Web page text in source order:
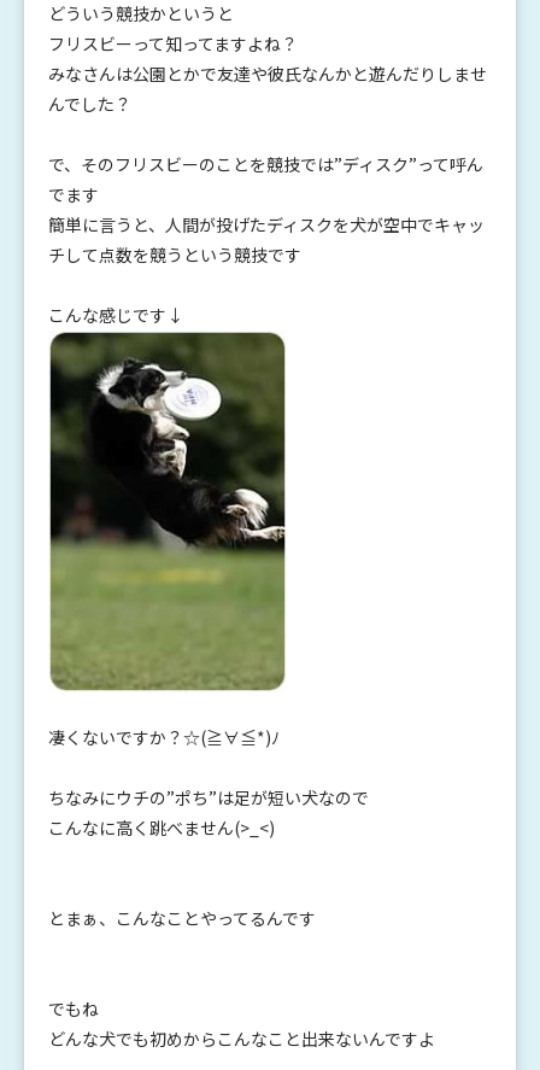
どういう競技かというと
フリスビーって知ってますよね？
みなさんは公園とかで友達や彼氏なんかと遊んだりしませ
んでした？
で、そのフリスビーのことを競技では”ディスク”って呼ん
でます
簡単に言うと、人間が投げたディスクを犬が空中でキャッ
チして点数を競うという競技です
こんな感じです↓
凄くないですか？☆(≧∀≦*)ﾉ
ちなみにウチの”ポち”は足が短い犬なので
こんなに高く跳べません(>_<)
とまぁ、こんなことやってるんです
でもね
どんな犬でも初めからこんなこと出来ないんですよ